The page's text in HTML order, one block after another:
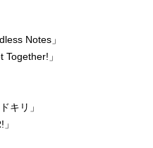
Notes」
」
キリ」